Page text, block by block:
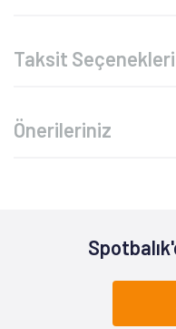
Taksit Seçenekleri
Önerileriniz